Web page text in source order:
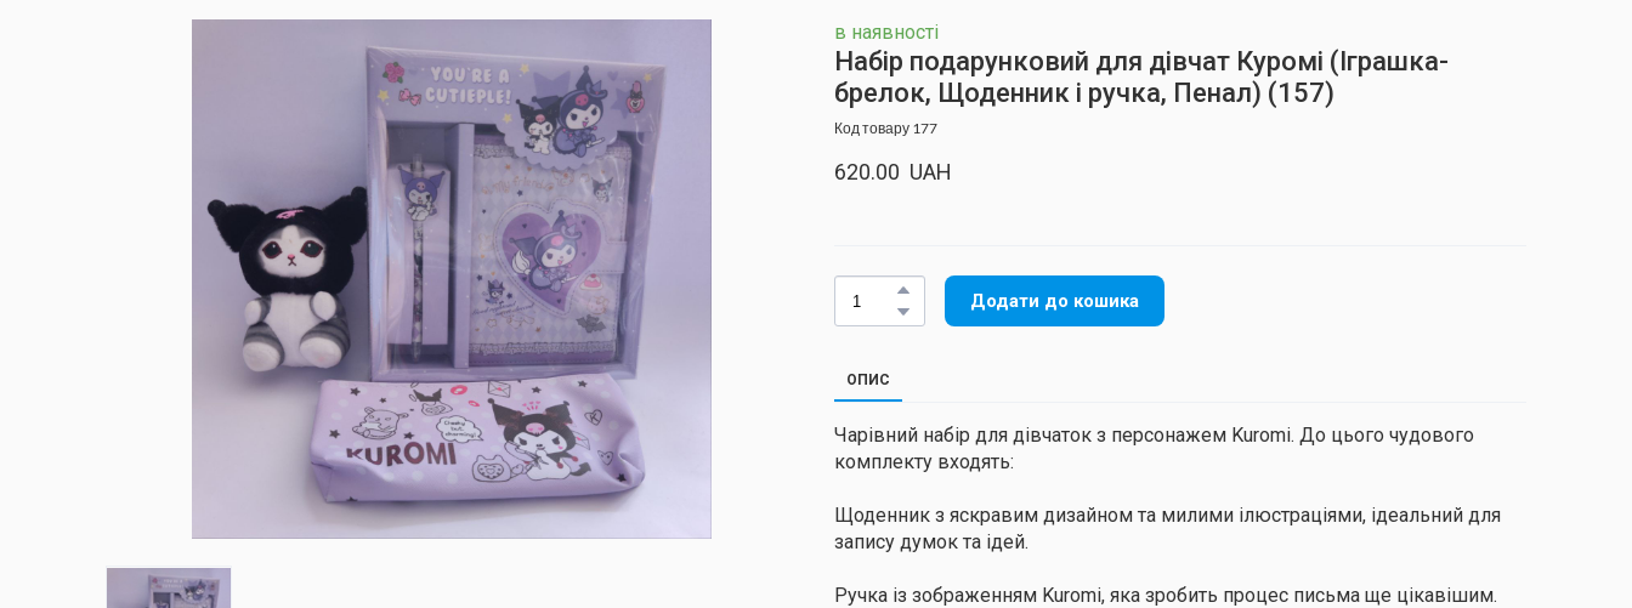
в наявності
Набір подарунковий для дівчат Куромі (Іграшка-
брелок, Щоденник і ручка, Пенал) (157)
Код товару 177
620.00  UAH
Додати до кошика
ОПИС
Чарівний набір для дівчаток з персонажем Kuromi. До цього чудового
комплекту входять:
Щоденник з яскравим дизайном та милими ілюстраціями, ідеальний для
запису думок та ідей.
Ручка із зображенням Kuromi, яка зробить процес письма ще цікавішим.